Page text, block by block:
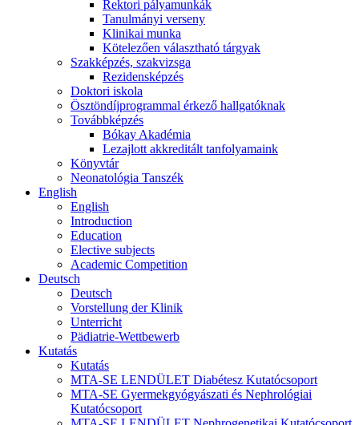
Rektori pályamunkák
Tanulmányi verseny
Klinikai munka
Kötelezően választható tárgyak
Szakképzés, szakvizsga
Rezidensképzés
Doktori iskola
Ösztöndíjprogrammal érkező hallgatóknak
Továbbképzés
Bókay Akadémia
Lezajlott akkreditált tanfolyamaink
Könyvtár
Neonatológia Tanszék
English
English
Introduction
Education
Elective subjects
Academic Competition
Deutsch
Deutsch
Vorstellung der Klinik
Unterricht
Pädiatrie-Wettbewerb
Kutatás
Kutatás
MTA-SE LENDÜLET Diabétesz Kutatócsoport
MTA-SE Gyermekgyógyászati és Nephrológiai
Kutatócsoport